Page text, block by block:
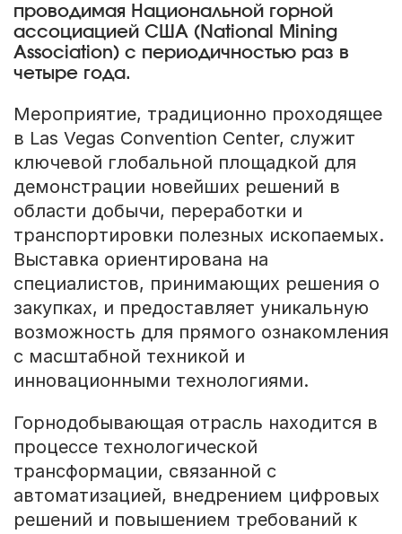
проводимая Национальной горной
ассоциацией США (National Mining
Association) с периодичностью раз в
четыре года.
Мероприятие, традиционно проходящее
в Las Vegas Convention Center, служит
ключевой глобальной площадкой для
демонстрации новейших решений в
области добычи, переработки и
транспортировки полезных ископаемых.
Выставка ориентирована на
специалистов, принимающих решения о
закупках, и предоставляет уникальную
возможность для прямого ознакомления
с масштабной техникой и
инновационными технологиями.
Горнодобывающая отрасль находится в
процессе технологической
трансформации, связанной с
автоматизацией, внедрением цифровых
решений и повышением требований к